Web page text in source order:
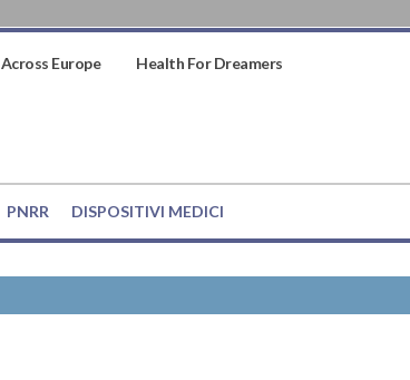
Across Europe Health For Dreamers
PNRR DISPOSITIVI MEDICI